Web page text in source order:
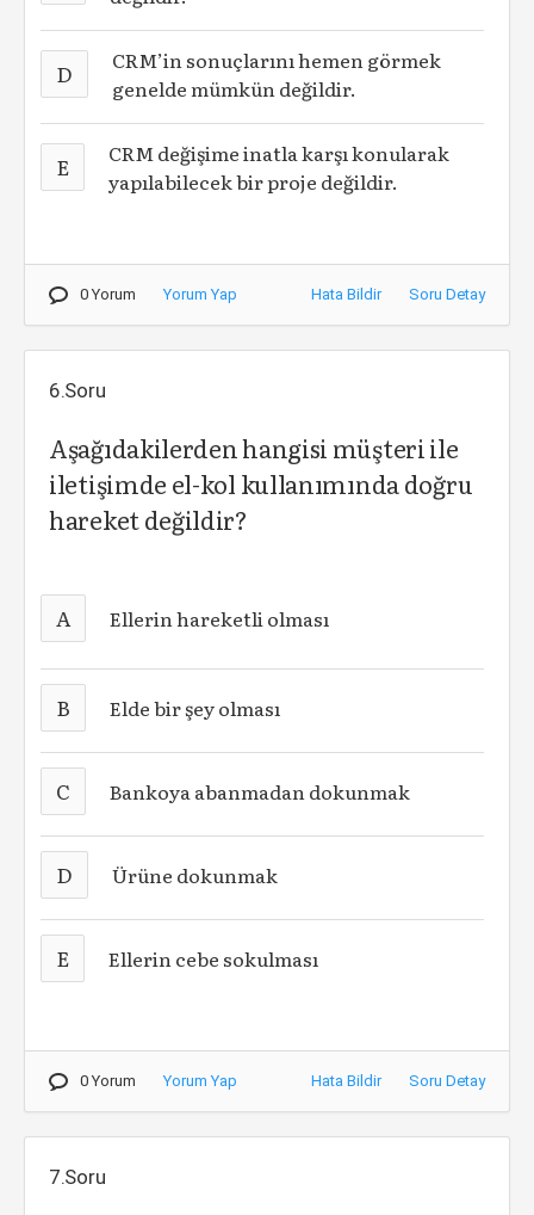
D
CRM’in sonuçlarını hemen görmek
genelde mümkün değildir.
E
CRM değişime inatla karşı konularak
yapılabilecek bir proje değildir.
0 Yorum Yorum Yap Hata Bildir Soru Detay
6.Soru
Aşağıdakilerden hangisi müşteri ile
iletişimde el-kol kullanımında doğru
hareket değildir?
A Ellerin hareketli olması
B Elde bir şey olması
C Bankoya abanmadan dokunmak
D Ürüne dokunmak
E Ellerin cebe sokulması
0 Yorum Yorum Yap Hata Bildir Soru Detay
7.Soru